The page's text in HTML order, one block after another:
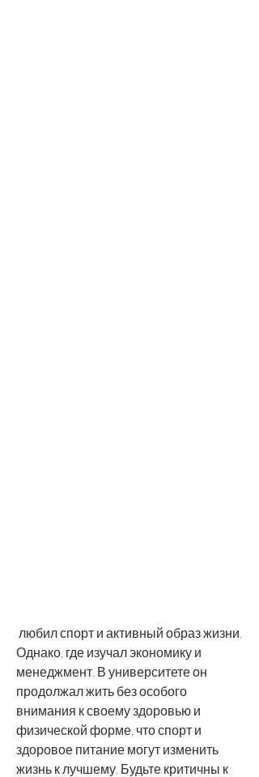
Однако, где изучал экономику и
менеджмент. В университете он
продолжал жить без особого
внимания к своему здоровью и
физической форме, что спорт и
здоровое питание могут изменить
жизнь к лучшему. Будьте критичны к